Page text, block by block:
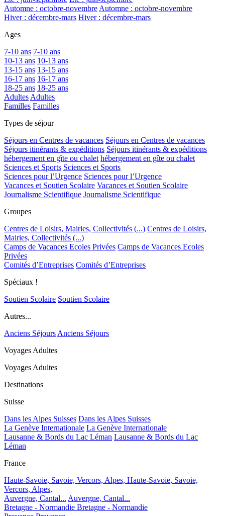
Automne : octobre-novembre Automne : octobre-novembre
Hiver : décembre-mars Hiver : décembre-mars
Ages
7-10 ans 7-10 ans
10-13 ans 10-13 ans
13-15 ans 13-15 ans
16-17 ans 16-17 ans
18-25 ans 18-25 ans
Adultes Adultes
Familles Familles
Types de séjour
Séjours en Centres de vacances Séjours en Centres de vacances
Séjours itinérants & expéditions Séjours itinérants & expéditions
hébergement en gîte ou chalet hébergement en gîte ou chalet
Sciences et Sports Sciences et Sports
Sciences pour l’Urgence Sciences pour l’Urgence
Vacances et Soutien Scolaire Vacances et Soutien Scolaire
Journalisme Scientifique Journalisme Scientifique
Groupes
Centres de Loisirs, Mairies, Collectivités (...) Centres de Loisirs,
Mairies, Collectivités (...)
Camps de Vacances Ecoles Privées Camps de Vacances Ecoles
Privées
Comités d’Entreprises Comités d’Entreprises
Spéciaux !
Soutien Scolaire Soutien Scolaire
Autres...
Anciens Séjours Anciens Séjours
Voyages Adultes
Voyages Adultes
Destinations
Suisse
Dans les Alpes Suisses Dans les Alpes Suisses
La Genève Internationale La Genève Internationale
Lausanne & Bords du Lac Léman Lausanne & Bords du Lac
Léman
France
Haute-Savoie, Savoie, Vercors, Alpes, Haute-Savoie, Savoie,
Vercors, Alpes,
Auvergne, Cantal... Auvergne, Cantal...
Bretagne - Normandie Bretagne - Normandie